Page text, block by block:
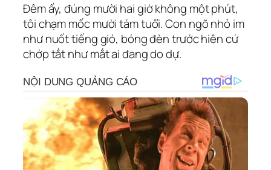
Đêm ấy, đúng mười hai giờ không một phút,
tôi chạm mốc mười tám tuổi. Con ngõ nhỏ im
như nuốt tiếng gió, bóng đèn trước hiên cứ
chớp tắt như mắt ai đang do dự.